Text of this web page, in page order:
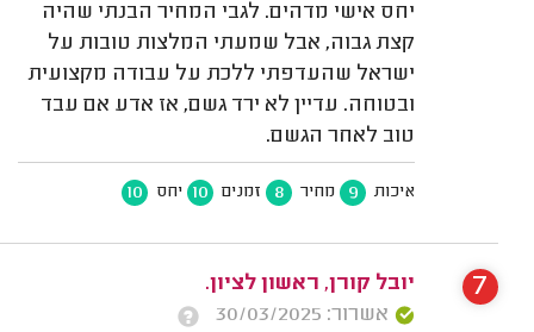
יחס אישי מדהים. לגבי המחיר הבנתי שהיה
קצת גבוה, אבל שמעתי המלצות טובות על
ישראל שהעדפתי ללכת על עבודה מקצועית
ובטוחה. עדיין לא ירד גשם, אז אדע אם עבד
טוב לאחר הגשם.
איכות 9 מחיר 8 זמנים 10 יחס 10
יובל קורן, ראשון לציון.
אשרור: 30/03/2025
7